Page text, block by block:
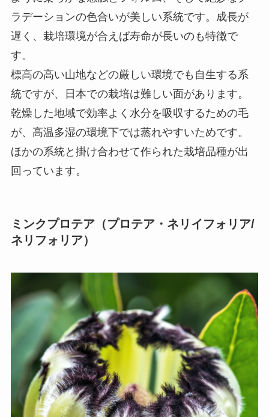
ラデーションの色合いが美しい系統です。成長が
遅く、栽培環境が合えば寿命が長いのも特徴で
す。
標高の高い山地などの厳しい環境でも自生する系
統ですが、日本での栽培は難しい面があります。
乾燥した地域で効率よく水分を吸収するための毛
が、高温多湿の環境下では蒸れやすいためです。
ほかの系統と掛け合わせて作られた栽培品種が出
回っています。
ミンクプロテア（プロテア・ネリイフォリア/
ネリフォリア）